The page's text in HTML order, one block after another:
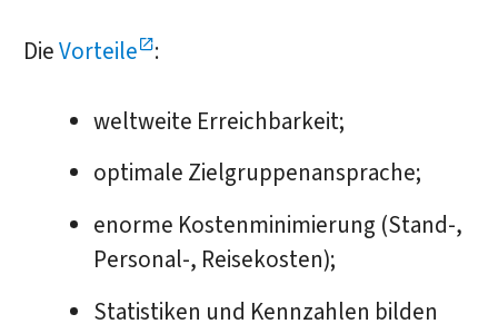
DieVorteile :
weltweite Erreichbarkeit;
optimale Zielgruppenansprache;
enorme Kostenminimierung (Stand-,
Personal-, Reisekosten);
Statistiken und Kennzahlen bilden